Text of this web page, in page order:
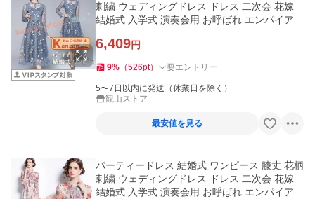
刺繍 ウェディングドレス ドレス 二次会 花嫁
結婚式 入学式 演奏会用 お呼ばれ エンパイア
6,409円
9% （526pt） 要エントリー
5〜7日以内に発送（休業日を除く）
観山ストア
最安値を見る
パーティードレス 結婚式 ワンピース 膝丈 花柄
刺繍 ウェディングドレス ドレス 二次会 花嫁
結婚式 入学式 演奏会用 お呼ばれ エンパイア